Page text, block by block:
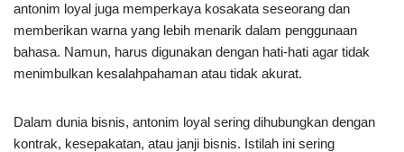
antonim loyal juga memperkaya kosakata seseorang dan
memberikan warna yang lebih menarik dalam penggunaan
bahasa. Namun, harus digunakan dengan hati-hati agar tidak
menimbulkan kesalahpahaman atau tidak akurat.
Dalam dunia bisnis, antonim loyal sering dihubungkan dengan
kontrak, kesepakatan, atau janji bisnis. Istilah ini sering